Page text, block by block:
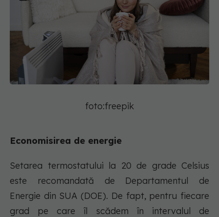
foto:freepik
Economisirea de energie
Setarea termostatului la 20 de grade Celsius
este recomandată de Departamentul de
Energie din SUA (DOE). De fapt, pentru fiecare
grad pe care îl scădem în intervalul de